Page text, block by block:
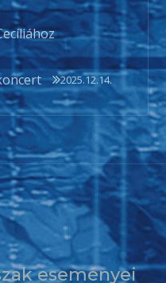
2025.12.14.
eseményei